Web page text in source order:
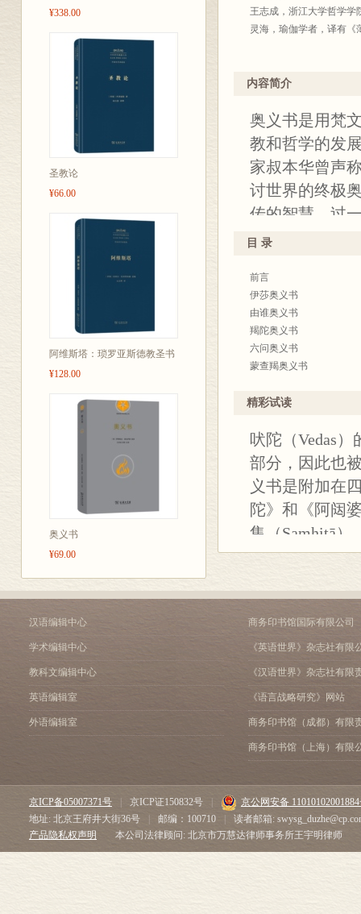
¥338.00
圣教论
¥66.00
阿维斯塔：琐罗亚斯德教圣书
¥128.00
奥义书
¥69.00
奶工，《薄伽
畅饮这甜蜜的
二之选。
2、对难以理解
3、引用了以
书进行解释或
4、本书还配有
级唵声冥想技
伽习练者阅读
5、重要的内
丛书简介：
提起瑜伽，大
部分人所理解
作为“运动之术
学与瑜伽运动
指导，方能由
从学术角度来
伽哲学重大问
读三个层面切
以“经典”回应
组织译介，涵
哲学阐释和人
种可能的维度
本丛书设计独
进口纸张，翻
的<分辨宝鬘>
将于2022年到
王志成，浙江大学哲学学
灵海，瑜伽学者，译有《
内容简介
奥义书是用梵
教和哲学的发
家叔本华曾声
讨世界的终极
传的智慧，过
本书选取了其
注释。并就冥
益。
目 录
前言
伊莎奥义书
由谁奥义书
羯陀奥义书
六问奥义书
蒙查羯奥义书
泰帝利耶奥义书
白净识者奥义书
“大梵曼陀罗”释义
译后记
精彩试读
吠陀（Vedas
部分，因此也
义书是附加在
陀》和《阿闼
集（Samhitā
或曼陀罗（
（4）奥义书（
古鲁）之间以
及人生目标等
这些祭祀仪式
立的。
“Upanishad”
Upanishad这个
下）shad（sit/
坐在已掌握宇
印度学者来说
助学生获得至
汉语编辑中心
学术编辑中心
教科文编辑中心
英语编辑室
外语编辑室
商务印书馆国际有限公司
《英语世界》杂志社有限
《汉语世界》杂志社有限
《语言战略研究》网站
商务印书馆（成都）有限
商务印书馆（上海）有限
京ICP备05007371号 京ICP证150832号
京公网安备
地址: 北京王府井大街36号
邮编：100710
读者邮箱:
产品隐私权声明
本公司法律顾问: 北京市万慧达律师事务所王宇明律师